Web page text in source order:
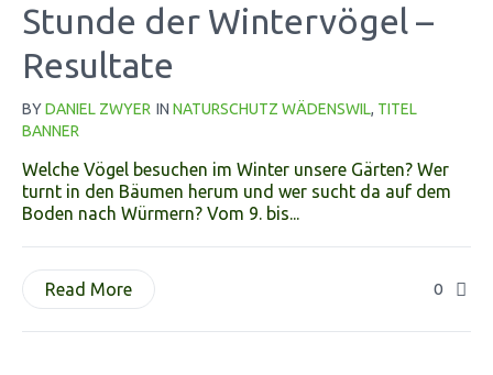
Stunde der Wintervögel –
Resultate
BYDANIEL ZWYER IN NATURSCHUTZ WÄDENSWIL, TITEL
BANNER
Welche Vögel besuchen im Winter unsere Gärten? Wer
turnt in den Bäumen herum und wer sucht da auf dem
Boden nach Würmern? Vom 9. bis...
0
Read More